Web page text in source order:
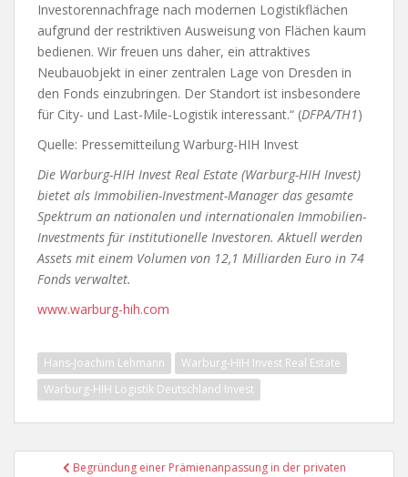
Investorennachfrage nach modernen Logistikflächen
aufgrund der restriktiven Ausweisung von Flächen kaum
bedienen. Wir freuen uns daher, ein attraktives
Neubauobjekt in einer zentralen Lage von Dresden in
den Fonds einzubringen. Der Standort ist insbesondere
für City- und Last-Mile-Logistik interessant.“ (DFPA/TH1)
Quelle: Pressemitteilung Warburg-HIH Invest
Die Warburg-HIH Invest Real Estate (Warburg-HIH Invest)
bietet als Immobilien-Investment-Manager das gesamte
Spektrum an nationalen und internationalen Immobilien-
Investments für institutionelle Investoren. Aktuell werden
Assets mit einem Volumen von 12,1 Milliarden Euro in 74
Fonds verwaltet.
www.warburg-hih.com
Hans-Joachim Lehmann
Warburg-HIH Invest Real Estate
Warburg-HIH Logistik Deutschland Invest
Beitragsnavigation
Begründung einer Prämienanpassung in der privaten